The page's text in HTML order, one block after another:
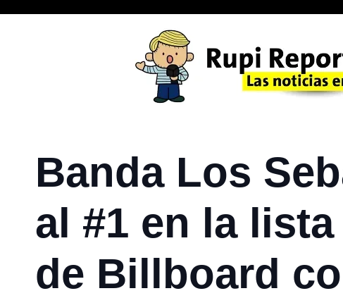
Banda Los
al #1 en la
de Billboard